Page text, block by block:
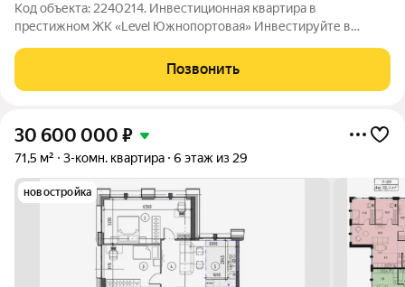
Код объекта: 2240214. Инвестиционная квартира в
престижном ЖК «Level Южнопортовая» Инвестируйте в
проект на выгодных условиях приобретите квартиру в
полностью распроданном корпусе ЖК «Level
Позвонить
30 600 000 ₽
71,5 м² 3-комн. квартира 6 этаж из 29
новостройка